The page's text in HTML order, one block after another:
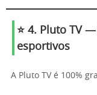
⭐ 4. Pluto TV
esportivos
A Pluto TV é 100%